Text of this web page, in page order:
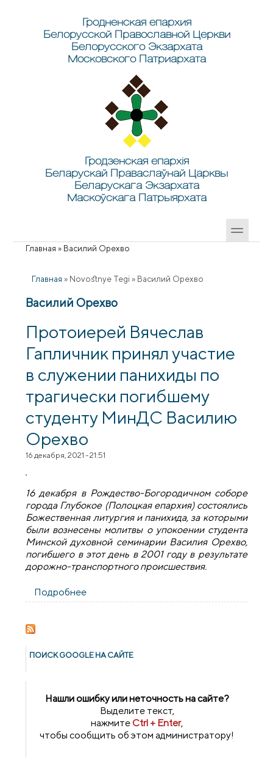
Гродненская епархия
Белорусской Православной Церкви
Белорусского Экзархата
Московского Патриархата
Гродзенская епархія
Беларускай Праваслаўнай Царквы
Беларускага Экзархата
Маскоўскага Патрыярхата
Главная » Василий Орехво
Главная » Novostnye Tegi » Василий Орехво
Василий Орехво
Протоиерей Вячеслав
Гапличник принял участие
в служении панихиды по
трагически погибшему
студенту МинДС Василию
Орехво
16 декабря, 2021 - 21:51
16 декабря в Рождество-Богородичном соборе
города Глубокое (Полоцкая епархия) состоялись
Божественная литургия и панихида, за которыми
были вознесены молитвы о упокоении студента
Минской духовной семинарии Василия Орехво,
погибшего в этот день в 2001 году в результате
дорожно-транспортного происшествия.
Подробнее
принял участие в служении панихиды по
ПОИСК GOОGLE НА САЙТЕ
Нашли ошибку или неточность на сайте?
Выделите текст,
нажмитеCtrl + Enter,
чтобы сообщить об этом администратору!